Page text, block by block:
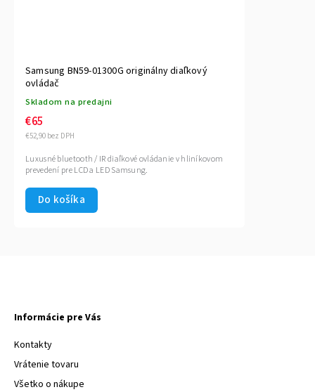
Samsung BN59-01300G originálny diaľkový
ovládač
Skladom na predajni
€52,90 bez DPH
€65
Do košíka
Luxusné bluetooth / IR diaľkové ovládanie v hliníkovom
prevedení pre LCD a LED Samsung.
Informácie pre Vás
Kontakty
Vrátenie tovaru
Všetko o nákupe